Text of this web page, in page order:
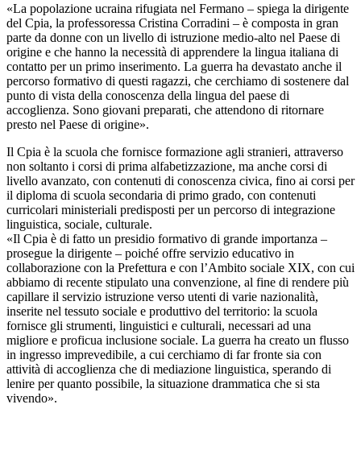
«La popolazione ucraina rifugiata nel Fermano – spiega la dirigente
del Cpia, la professoressa Cristina Corradini – è composta in gran
parte da donne con un livello di istruzione medio-alto nel Paese di
origine e che hanno la necessità di apprendere la lingua italiana di
contatto per un primo inserimento. La guerra ha devastato anche il
percorso formativo di questi ragazzi, che cerchiamo di sostenere dal
punto di vista della conoscenza della lingua del paese di
accoglienza. Sono giovani preparati, che attendono di ritornare
presto nel Paese di origine».
Il Cpia è la scuola che fornisce formazione agli stranieri, attraverso
non soltanto i corsi di prima alfabetizzazione, ma anche corsi di
livello avanzato, con contenuti di conoscenza civica, fino ai corsi per
il diploma di scuola secondaria di primo grado, con contenuti
curricolari ministeriali predisposti per un percorso di integrazione
linguistica, sociale, culturale.
«Il Cpia è di fatto un presidio formativo di grande importanza –
prosegue la dirigente – poiché offre servizio educativo in
collaborazione con la Prefettura e con l’Ambito sociale XIX, con cui
abbiamo di recente stipulato una convenzione, al fine di rendere più
capillare il servizio istruzione verso utenti di varie nazionalità,
inserite nel tessuto sociale e produttivo del territorio: la scuola
fornisce gli strumenti, linguistici e culturali, necessari ad una
migliore e proficua inclusione sociale. La guerra ha creato un flusso
in ingresso imprevedibile, a cui cerchiamo di far fronte sia con
attività di accoglienza che di mediazione linguistica, sperando di
lenire per quanto possibile, la situazione drammatica che si sta
vivendo».